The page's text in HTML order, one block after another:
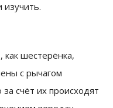
шестерёнка,
с рычагом
счёт их происходят